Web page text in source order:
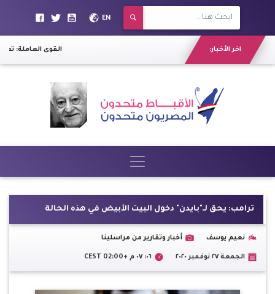
EN
اخر الأخبار: القوى العاملة: تعيين 1187 شابا في وظائف مختلفة
ترامب: يحق لـ"بايدن" دخول البيت الأبيض في هذه الحالة
نعيم يوسف أخبار وتقارير من مراسلينا
الجمعة ٢٧ نوفمبر ٢٠٢٠ ٠٦: ٠٧ م +02:00 CEST